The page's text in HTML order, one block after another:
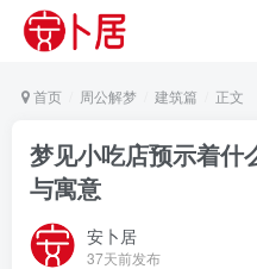
首页 周公解梦 建筑篇 正文
梦见小吃店预示着什
与寓意
安卜居
37天前发布